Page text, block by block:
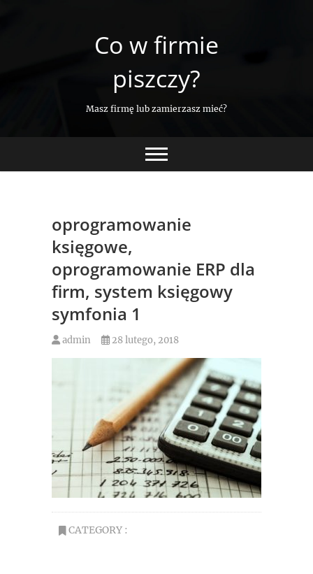
Co w firmie
piszczy?
Masz firmę lub zamierzasz mieć?
oprogramowanie
księgowe,
oprogramowanie ERP dla
firm, system księgowy
symfonia 1
admin 28 lutego, 2018
CATEGORY :